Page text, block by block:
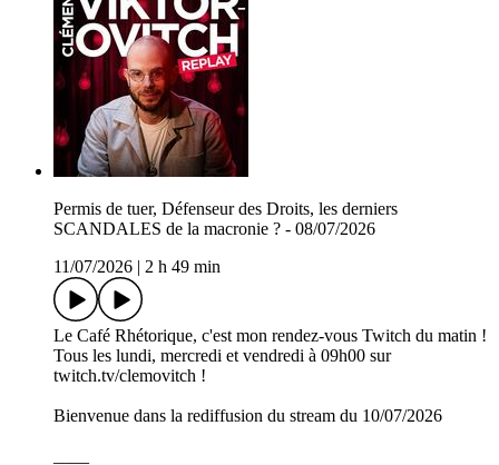
Permis de tuer, Défenseur des Droits, les derniers
SCANDALES de la macronie ? - 08/07/2026
11/07/2026
2 h 49 min
Le Café Rhétorique, c'est mon rendez-vous Twitch du matin !
Tous les lundi, mercredi et vendredi à 09h00 sur
twitch.tv/clemovitch !
Bienvenue dans la rediffusion du stream du 10/07/2026